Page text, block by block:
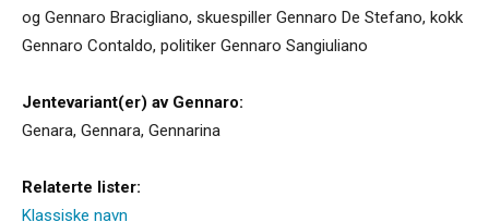
og Gennaro Bracigliano, skuespiller Gennaro De Stefano, kokk
Gennaro Contaldo, politiker Gennaro Sangiuliano
Jentevariant(er) av Gennaro:
Genara, Gennara, Gennarina
Relaterte lister:
Klassiske navn